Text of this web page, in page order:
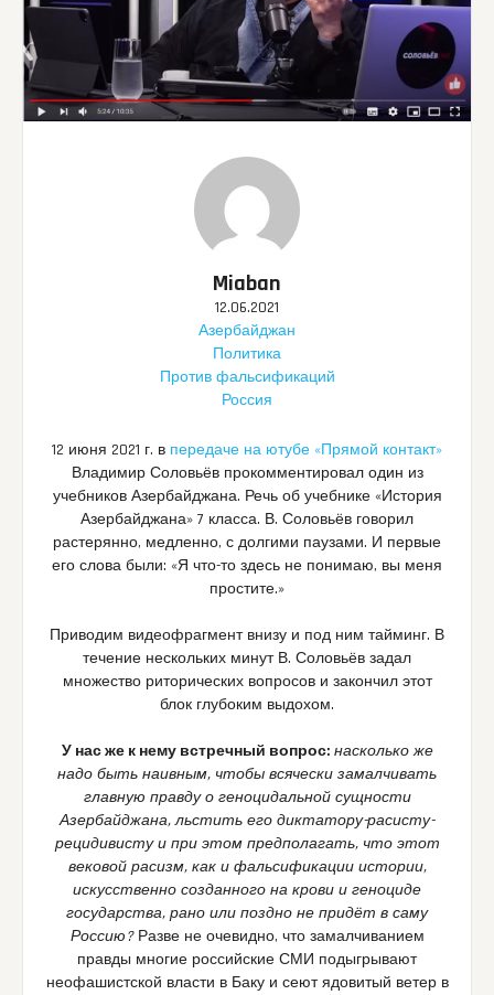
Miaban
12.06.2021
Азербайджан
Политика
Против фальсификаций
Россия
12 июня 2021 г. в передаче на ютубе «Прямой контакт»
Владимир Соловьёв прокомментировал один из
учебников Азербайджана. Речь об учебнике «История
Азербайджана» 7 класса. В. Соловьёв говорил
растерянно, медленно, с долгими паузами. И первые
его слова были: «Я что-то здесь не понимаю, вы меня
простите.»
Приводим видеофрагмент внизу и под ним тайминг. В
течение нескольких минут В. Соловьёв задал
множество риторических вопросов и закончил этот
блок глубоким выдохом.
У нас же к нему встречный вопрос: насколько же
надо быть наивным, чтобы всячески замалчивать
главную правду о геноцидальной сущности
Азербайджана, льстить его диктатору-расисту-
рецидивисту и при этом предполагать, что этот
вековой расизм, как и фальсификации истории,
искусственно созданного на крови и геноциде
государства, рано или поздно не придёт в саму
Россию?Разве не очевидно, что замалчиванием
правды многие российские СМИ подыгрывают
неофашистской власти в Баку и сеют ядовитый ветер в